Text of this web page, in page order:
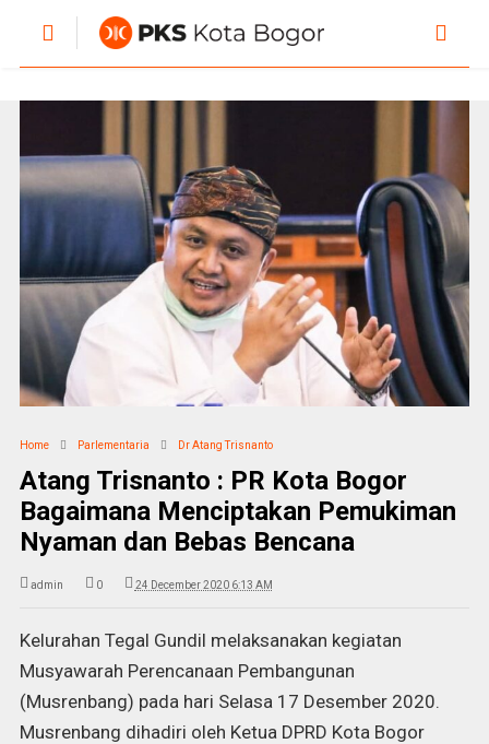
Home Parlementaria Dr Atang Trisnanto
Atang Trisnanto : PR Kota Bogor
Bagaimana Menciptakan Pemukiman
Nyaman dan Bebas Bencana
admin 0 24 December 2020 6:13 AM
Kelurahan Tegal Gundil melaksanakan kegiatan
Musyawarah Perencanaan Pembangunan
(Musrenbang) pada hari Selasa 17 Desember 2020.
Musrenbang dihadiri oleh Ketua DPRD Kota Bogor